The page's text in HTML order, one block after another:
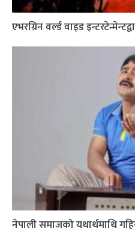
एभरग्रिन वर्ल्ड वाइड
नेपाली समाजको यथार्थमाथि